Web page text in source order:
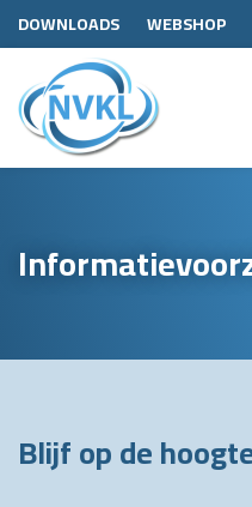
DOWNLOADS WEBSHOP
Blijf op de